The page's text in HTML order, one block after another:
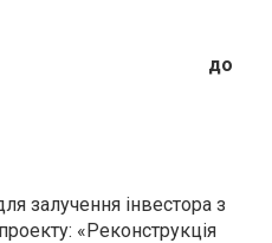
до
залучення інвестора з
«Реконструкція